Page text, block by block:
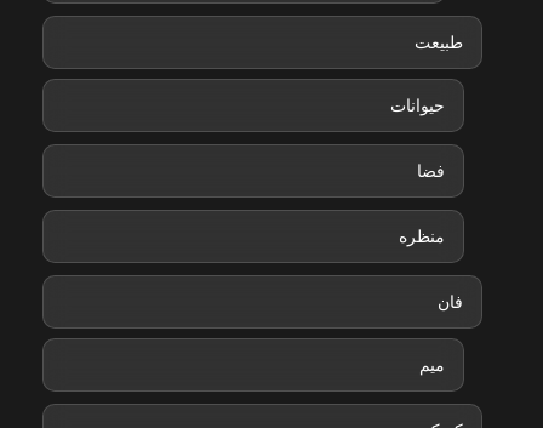
طبیعت
حیوانات
فضا
منظره
فان
میم